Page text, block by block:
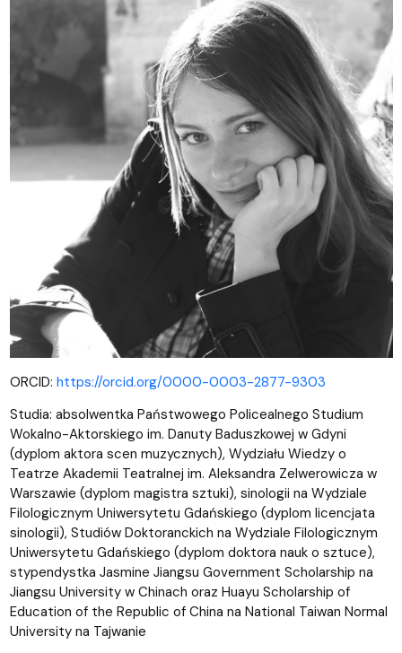
ORCID: https://orcid.org/0000-0003-2877-9303
Studia: absolwentka Państwowego Policealnego Studium
Wokalno-Aktorskiego im. Danuty Baduszkowej w Gdyni
(dyplom aktora scen muzycznych), Wydziału Wiedzy o
Teatrze Akademii Teatralnej im. Aleksandra Zelwerowicza w
Warszawie (dyplom magistra sztuki), sinologii na Wydziale
Filologicznym Uniwersytetu Gdańskiego (dyplom licencjata
sinologii), Studiów Doktoranckich na Wydziale Filologicznym
Uniwersytetu Gdańskiego (dyplom doktora nauk o sztuce),
stypendystka Jasmine Jiangsu Government Scholarship na
Jiangsu University w Chinach oraz Huayu Scholarship of
Education of the Republic of China na National Taiwan Normal
University na Tajwanie